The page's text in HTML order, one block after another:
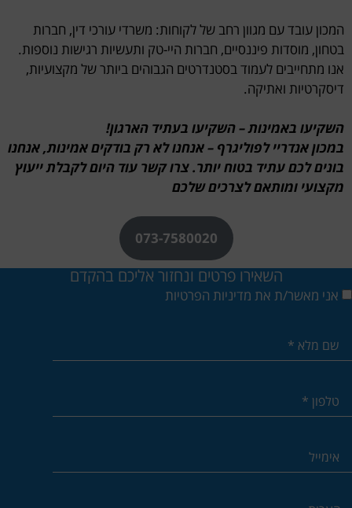
המכון עובד עם מגוון רחב של לקוחות: משרדי עורכי דין, חברות
בטחון, מוסדות פיננסיים, חברות היי-טק ותעשיות רגישות נוספות.
אנו מתחייבים לעמוד בסטנדרטים הגבוהים ביותר של מקצועיות,
דיסקרטיות ואתיקה.
השקיעו באמינות – השקיעו בעתיד הארגון!
במכון אנדריי לפוליגרף – אנחנו לא רק בודקים אמינות, אנחנו
בונים לכם עתיד בטוח יותר.צרוקשר עוד היוםלקבלתייעוץ
מקצועי ומותאםלצרכיםשלכם
073-7580020
השאירו פרטים ונחזור אליכם בהקדם
אני מאשר/ת את מדיניות הפרטיות